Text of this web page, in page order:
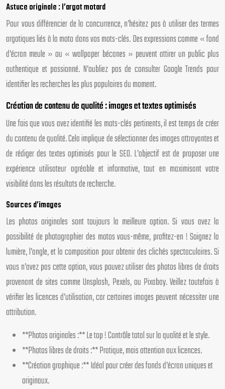
Astuce originale : l’argot motard
Pour vous différencier de la concurrence, n’hésitez pas à utiliser des termes
argotiques liés à la moto dans vos mots-clés. Des expressions comme « fond
d’écran meule » ou « wallpaper bécanes » peuvent attirer un public plus
authentique et passionné. N’oubliez pas de consulter Google Trends pour
identifier les recherches les plus populaires du moment.
Création de contenu de qualité : images et textes optimisés
Une fois que vous avez identifié les mots-clés pertinents, il est temps de créer
du contenu de qualité. Cela implique de sélectionner des images attrayantes et
de rédiger des textes optimisés pour le SEO. L’objectif est de proposer une
expérience utilisateur agréable et informative, tout en maximisant votre
visibilité dans les résultats de recherche.
Sources d’images
Les photos originales sont toujours la meilleure option. Si vous avez la
possibilité de photographier des motos vous-même, profitez-en ! Soignez la
lumière, l’angle, et la composition pour obtenir des clichés spectaculaires. Si
vous n’avez pas cette option, vous pouvez utiliser des photos libres de droits
provenant de sites comme Unsplash, Pexels, ou Pixabay. Veillez toutefois à
vérifier les licences d’utilisation, car certaines images peuvent nécessiter une
attribution.
**Photos originales :** Le top ! Contrôle total sur la qualité et le style.
**Photos libres de droits :** Pratique, mais attention aux licences.
**Création graphique :** Idéal pour créer des fonds d’écran uniques et
originaux.